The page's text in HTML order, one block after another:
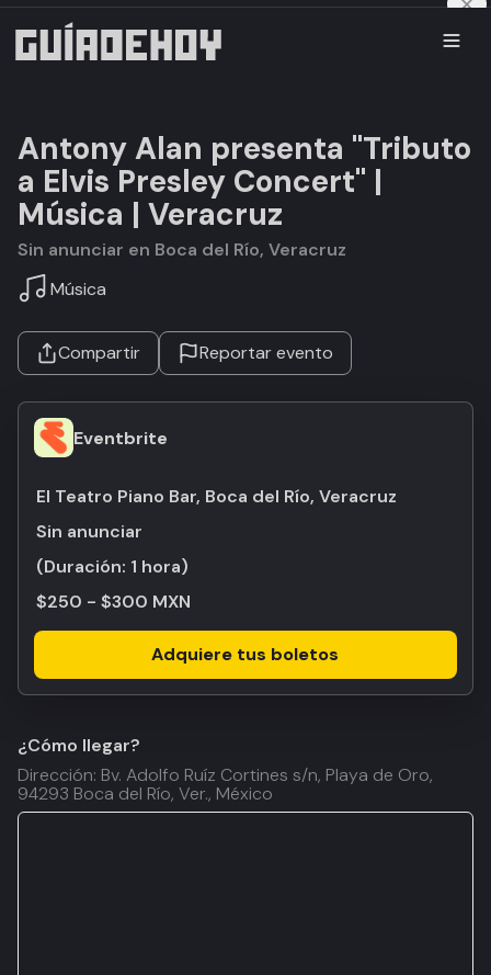
Antony Alan presenta "Tributo
a Elvis Presley Concert" |
Música | Veracruz
Sin anunciar en Boca del Río, Veracruz
Música
Compartir Reportar evento
Eventbrite
El Teatro Piano Bar, Boca del Río, Veracruz
Sin anunciar
(Duración: 1 hora)
$250 - $300 MXN
Adquiere tus boletos
¿Cómo llegar?
Dirección: Bv. Adolfo Ruíz Cortines s/n, Playa de Oro,
94293 Boca del Río, Ver., México